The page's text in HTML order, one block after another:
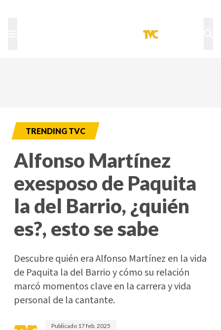
TRENDING TVC
Alfonso Martínez
exesposo de Paquita
la del Barrio, ¿quién
es?, esto se sabe
Descubre quién era Alfonso Martínez en la vida
de Paquita la del Barrio y cómo su relación
marcó momentos clave en la carrera y vida
personal de la cantante.
Publicado 17 feb. 2025